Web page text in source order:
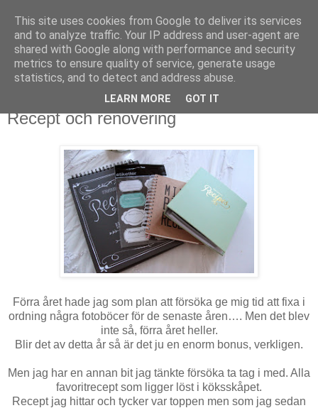
Mammamians
Om mig, oss, livet, allt runt, i & runt omkring det
torsdag 15 januari 2015
Recept och renovering
Förra året hade jag som plan att försöka ge mig tid att fixa i
ordning några fotoböcer för de senaste åren…. Men det blev
inte så, förra året heller.
Blir det av detta år så är det ju en enorm bonus, verkligen.
Men jag har en annan bit jag tänkte försöka ta tag i med. Alla
favoritrecept som ligger löst i köksskåpet.
Recept jag hittar och tycker var toppen men som jag sedan
This site uses cookies from Google to deliver its services
and to analyze traffic. Your IP address and user-agent are
shared with Google along with performance and security
metrics to ensure quality of service, generate usage
statistics, and to detect and address abuse.
LEARN MORE GOT IT